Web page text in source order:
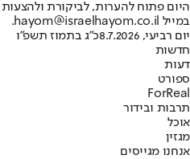
היום פתוח להערות, לביקורת
במייל hayom@israelhayom.co.il.
יום רביעי, 8.7.2026
כ"ג בתמוז תשפ"ו
חדשות
דעות
ספורט
ForReal
תרבות ובידור
אוכל
מגזין
אנחנו מגייסים